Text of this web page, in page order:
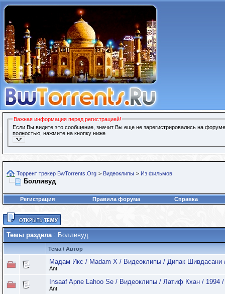
Важная информация перед регистрацией!
Если Вы видите это сообщение, значит Вы еще не зарегистрировались на
полностью, нажмите на кнопку ниже
Торрент трекер BwTorrents.Org > Видеоклипы > Из фильмов
Болливуд
Регистрация Правила форума Справка
Темы раздела: Болливуд
Тема / Автор
Мадам Икс / Madam X / Видеоклипы / Дипак Шивдасани
Ant
Insaaf Apne Lahoo Se / Видеоклипы / Латиф Кхан / 1994
Ant